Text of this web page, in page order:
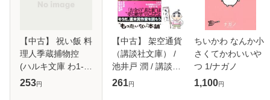
【中古】 祝い飯 料
理人季蔵捕物控
(ハルキ文庫 わ1-
14 時代小説文庫) /
253円
【中古】 架空通貨
（講談社文庫） /
池井戸 潤 / 講談社
[文庫]【メール便送
261円
ちいかわ なんか小
さくてかわいいや
つ 1/ナガノ
1,100円